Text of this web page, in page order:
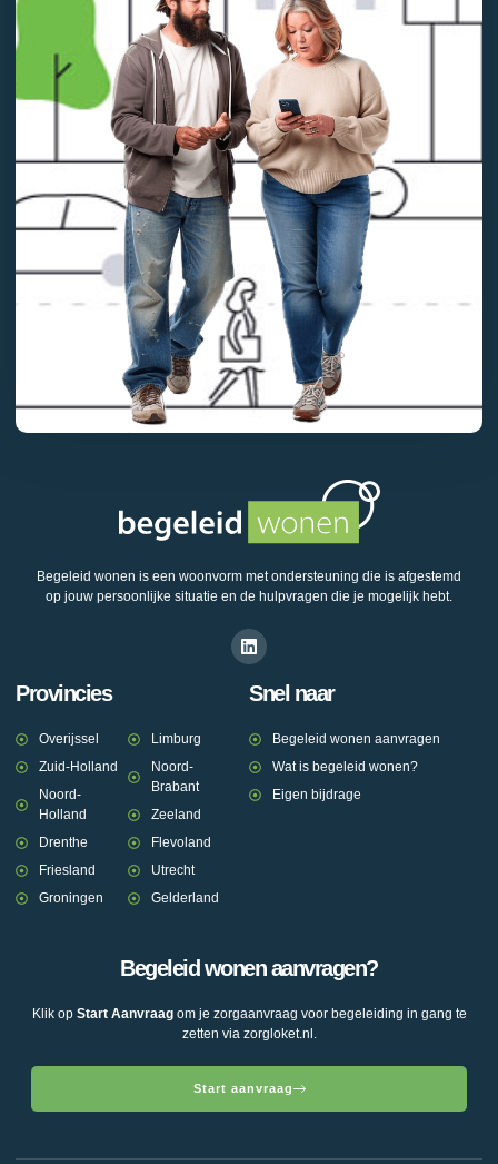
Begeleid wonen is een woonvorm met ondersteuning die is afgestemd
op jouw persoonlijke situatie en de hulpvragen die je mogelijk hebt.
Provincies
Overijssel
Zuid-Holland
Noord-
Holland
Drenthe
Friesland
Groningen
Limburg
Noord-
Brabant
Zeeland
Flevoland
Utrecht
Gelderland
Snel naar
Begeleid wonen aanvragen
Wat is begeleid wonen?
Eigen bijdrage
Begeleid wonen aanvragen?
Klik op Start Aanvraagom je zorgaanvraag voor begeleiding in gang te
zetten via zorgloket.nl.
Start aanvraag